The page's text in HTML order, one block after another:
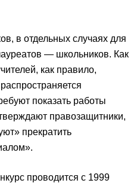
в отдельных случаях для
— школьников. Как
как правило,
показать работы
правозащитники,
прекратить
проводится с 1999